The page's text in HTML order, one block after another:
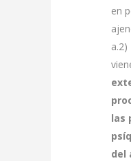
en
a.2)
las
del